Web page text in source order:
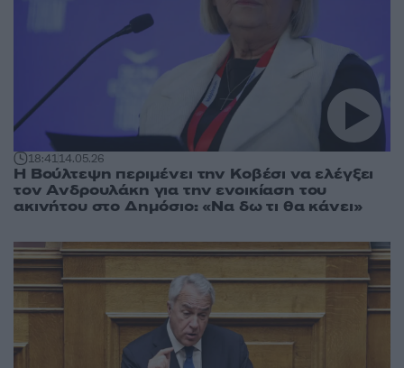
18:4114.05.26
Η Βούλτεψη περιμένει την Κοβέσι να ελέγξει
τον Ανδρουλάκη για την ενοικίαση του
ακινήτου στο Δημόσιο: «Να δω τι θα κάνει»